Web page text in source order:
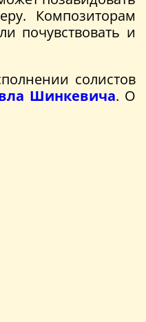
Композиторам
почувствовать и
солистов
Шинкевича. О